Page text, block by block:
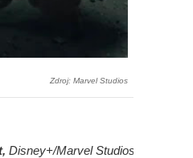
Zdroj: Marvel Studios
Disney+/Marvel Studios